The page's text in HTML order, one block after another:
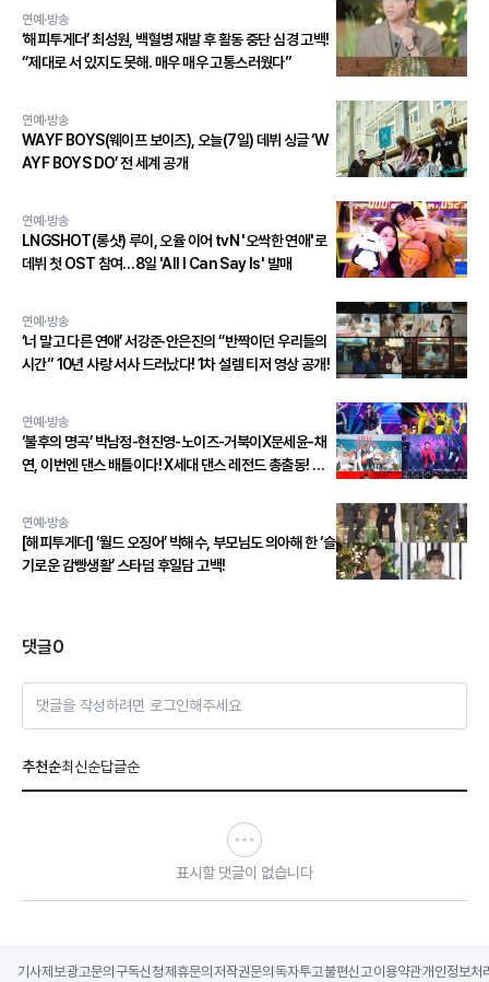
연예·방송
‘해피투게더’ 최성원, 백혈병 재발 후 활동 중단 심경 고백!
“제대로 서 있지도 못해. 매우 매우 고통스러웠다”
연예·방송
WAYF BOYS(웨이프 보이즈), 오늘(7일) 데뷔 싱글 ‘W
AYF BOYS DO’ 전 세계 공개
연예·방송
LNGSHOT(롱샷) 루이, 오율 이어 tvN '오싹한 연애'로
데뷔 첫 OST 참여…8일 'All I Can Say Is' 발매
연예·방송
‘너 말고 다른 연애’ 서강준·안은진의 “반짝이던 우리들의
시간” 10년 사랑 서사 드러났다! 1차 설렘 티저 영상 공개!
연예·방송
‘불후의 명곡’ 박남정-현진영-노이즈-거북이X문세윤-채
연, 이번엔 댄스 배틀이다! X세대 댄스 레전드 총출동! 댄
연예·방송
[해피투게더] ‘월드 오징어’ 박해수, 부모님도 의아해 한 ‘슬
기로운 감빵생활’ 스타덤 후일담 고백!
댓글0
댓글을 작성하려면 로그인해주세요
추천순최신순답글순
표시할 댓글이 없습니다
기사제보광고문의 구독신청제휴문의 저작권문의 독자투고불편신고이용약관개인정보처